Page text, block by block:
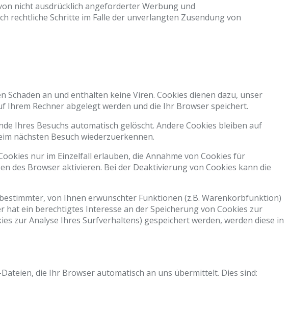
nicht ausdrücklich angeforderter Werbung und
rechtliche Schritte im Falle der unverlangten Zusendung von
an und enthalten keine Viren. Cookies dienen dazu, unser
Rechner abgelegt werden und die Ihr Browser speichert.
Ihres Besuchs automatisch gelöscht. Andere Cookies bleiben auf
nächsten Besuch wiederzuerkennen.
nur im Einzelfall erlauben, die Annahme von Cookies für
des Browser aktivieren. Bei der Deaktivierung von Cookies kann die
von Ihnen erwünschter Funktionen (z.B. Warenkorbfunktion)
hat ein berechtigtes Interesse an der Speicherung von Cookies zur
zur Analyse Ihres Surfverhaltens) gespeichert werden, werden diese in
die Ihr Browser automatisch an uns übermittelt. Dies sind: